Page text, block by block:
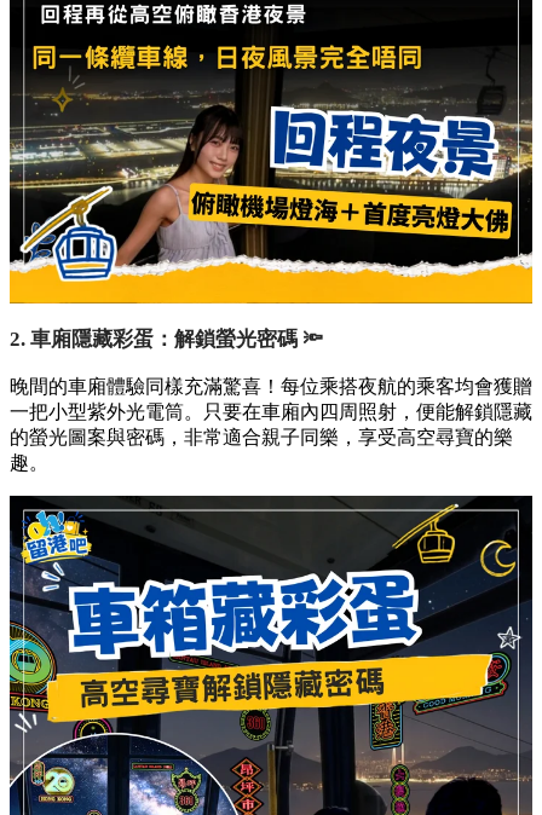
2. 車廂隱藏彩蛋：解鎖螢光密碼 🔦
晚間的車廂體驗同樣充滿驚喜！每位乘搭夜航的乘客均會獲贈
一把小型紫外光電筒。只要在車廂內四周照射，便能解鎖隱藏
的螢光圖案與密碼，非常適合親子同樂，享受高空尋寶的樂
趣。